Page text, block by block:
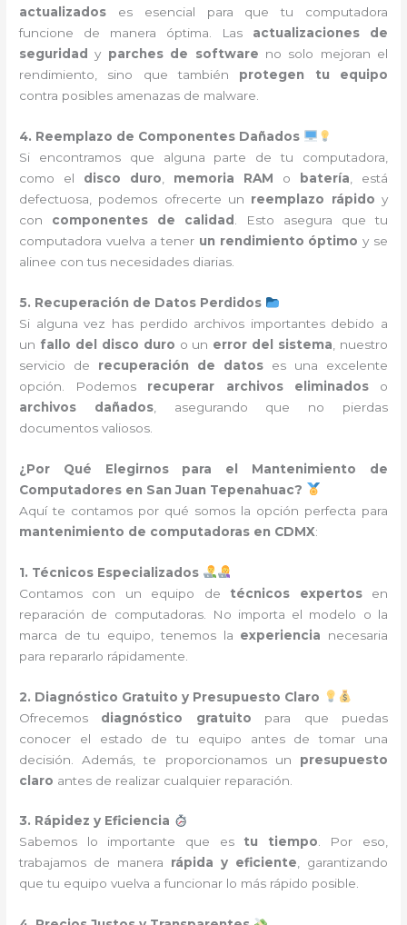
actualizados es esencial para que tu computadora
funcione de manera óptima. Las actualizaciones de
seguridad
y parches de software no solo mejoran el
rendimiento, sino que también protegen tu equipo
contra posibles amenazas de malware.
4. Reemplazo de Componentes Dañados
Si encontramos que alguna parte de tu computadora,
como el disco duro memoria RAM o batería , está
defectuosa, podemos ofrecerte un reemplazo rápido y
con componentes de calidad
. Esto asegura que tu
computadora vuelva a tener un rendimiento óptimo y se
alinee con tus necesidades diarias.
5. Recuperación de Datos Perdidos
Si alguna vez has perdido archivos importantes debido a
un fallo del disco duro o un error del sistema , nuestro
servicio de recuperación de datos es una excelente
opción. Podemos recuperar archivos eliminadoso
archivos dañados, asegurando que no pierdas
documentos valiosos.
¿Por Qué Elegirnos para el Mantenimiento de
Computadores en San Juan Tepenahuac?
Aquí te contamos por qué somos la opción perfecta para
mantenimiento de computadoras en CDMX:
1. Técnicos Especializados
Contamos con un equipo de técnicos expertosen
reparación de computadoras. No importa el modelo o la
marca de tu equipo, tenemos la experiencia necesaria
para repararlo rápidamente.
2. Diagnóstico Gratuito y Presupuesto Claro
Ofrecemos diagnóstico gratuito para que puedas
conocer el estado de tu equipo antes de tomar una
decisión. Además, te proporcionamos un presupuesto
claro antes de realizar cualquier reparación.
3. Rápidez y Eficiencia
Sabemos lo importante que es tu tiempo. Por eso,
trabajamos de manera rápida y eficiente, garantizando
que tu equipo vuelva a funcionar lo más rápido posible.